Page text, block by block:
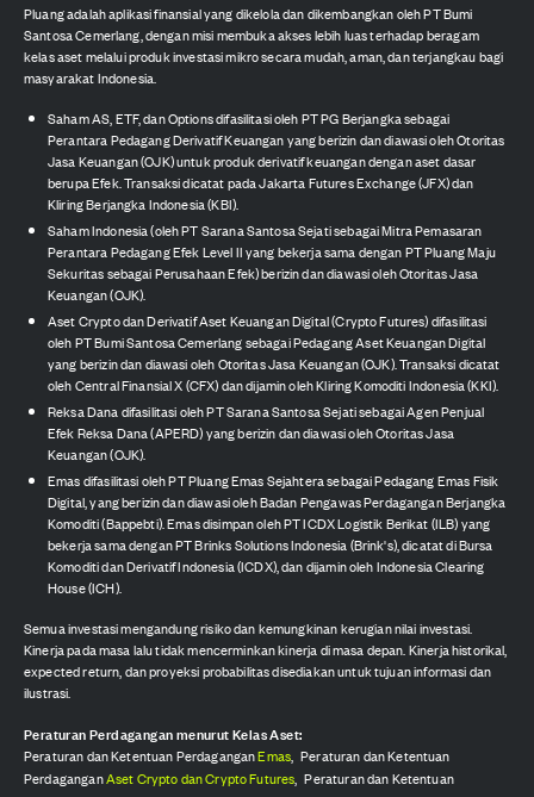
Pluang adalah aplikasi finansial yang dikelola dan dikembangkan oleh PT Bumi
Santosa Cemerlang, dengan misi membuka akses lebih luas terhadap beragam
kelas aset melalui produk investasi mikro secara mudah, aman, dan terjangkau bagi
masyarakat Indonesia.
Saham AS, ETF, dan Options difasilitasi oleh PT PG Berjangka sebagai
Perantara Pedagang Derivatif Keuangan yang berizin dan diawasi oleh Otoritas
Jasa Keuangan (OJK) untuk produk derivatif keuangan dengan aset dasar
berupa Efek. Transaksi dicatat pada Jakarta Futures Exchange (JFX) dan
Kliring Berjangka Indonesia (KBI).
Saham Indonesia (oleh PT Sarana Santosa Sejati sebagai Mitra Pemasaran
Perantara Pedagang Efek Level II yang bekerja sama dengan PT Pluang Maju
Sekuritas sebagai Perusahaan Efek) berizin dan diawasi oleh Otoritas Jasa
Keuangan (OJK).
Aset Crypto dan Derivatif Aset Keuangan Digital (Crypto Futures) difasilitasi
oleh PT Bumi Santosa Cemerlang sebagai Pedagang Aset Keuangan Digital
yang berizin dan diawasi oleh Otoritas Jasa Keuangan (OJK). Transaksi dicatat
oleh Central Finansial X (CFX) dan dijamin oleh Kliring Komoditi Indonesia (KKI).
Reksa Dana difasilitasi oleh PT Sarana Santosa Sejati sebagai Agen Penjual
Efek Reksa Dana (APERD) yang berizin dan diawasi oleh Otoritas Jasa
Keuangan (OJK).
Emas difasilitasi oleh PT Pluang Emas Sejahtera sebagai Pedagang Emas Fisik
Digital, yang berizin dan diawasi oleh Badan Pengawas Perdagangan Berjangka
Komoditi (Bappebti). Emas disimpan oleh PT ICDX Logistik Berikat (ILB) yang
bekerja sama dengan PT Brinks Solutions Indonesia (Brink's), dicatat di Bursa
Komoditi dan Derivatif Indonesia (ICDX), dan dijamin oleh Indonesia Clearing
House (ICH).
Semua investasi mengandung risiko dan kemungkinan kerugian nilai investasi.
Kinerja pada masa lalu tidak mencerminkan kinerja di masa depan. Kinerja historikal,
expected return, dan proyeksi probabilitas disediakan untuk tujuan informasi dan
ilustrasi.
Peraturan Perdagangan menurut Kelas Aset:
Peraturan dan Ketentuan PerdaganganEmas, Peraturan dan Ketentuan
PerdaganganAset Crypto dan Crypto Futures, Peraturan dan Ketentuan